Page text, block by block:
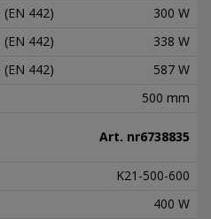
442)
300 W
442)
338 W
442)
587 W
500 mm
Art. nr6738835
K21-500-600
400 W